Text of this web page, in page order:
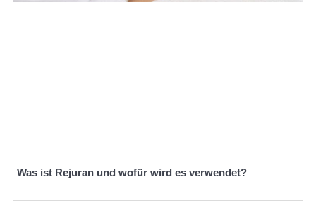
Was ist Rejuran und wofür wird es verwendet?